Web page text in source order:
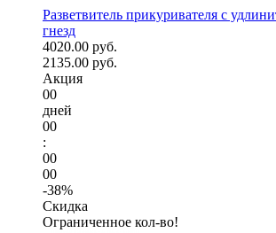
Разветвитель прикуривателя с
гнезд
4020.00 руб.
2135.00 руб.
Акция
00
дней
00
:
00
00
-38%
Скидка
Ограниченное кол-во!